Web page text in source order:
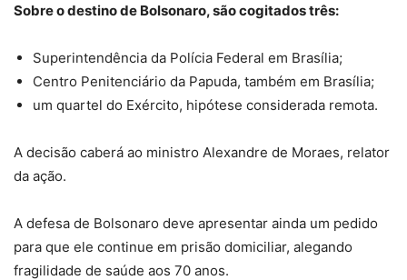
Sobre o destino de Bolsonaro, são cogitados três:
Superintendência da Polícia Federal em Brasília;
Centro Penitenciário da Papuda, também em Brasília;
um quartel do Exército, hipótese considerada remota.
A decisão caberá ao ministro Alexandre de Moraes, relator
da ação.
A defesa de Bolsonaro deve apresentar ainda um pedido
para que ele continue em prisão domiciliar, alegando
fragilidade de saúde aos 70 anos.